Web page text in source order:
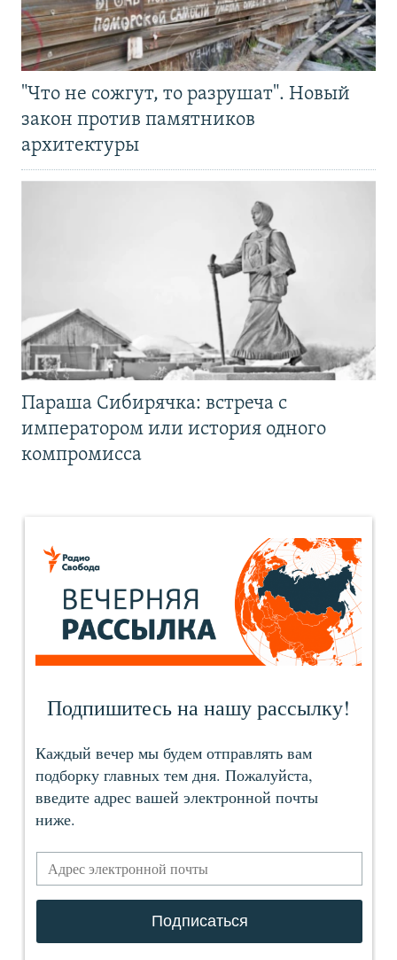
"Что не сожгут, то разрушат". Новый
закон против памятников
архитектуры
Параша Сибирячка: встреча с
императором или история одного
компромисса